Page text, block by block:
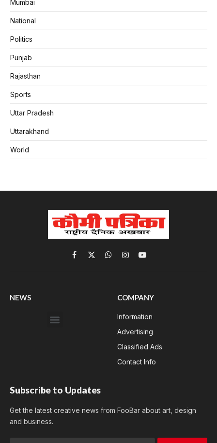
Mumbai
National
Politics
Punjab
Rajasthan
Sports
Uttar Pradesh
Uttarakhand
World
Facebook
X
(Twitter)
WhatsApp
InstagramYouTube
NEWS COMPANY
Information
Advertising
Classified Ads
Contact Info
Subscribe to Updates
Get the latest creative news from FooBar about art, design
and business.